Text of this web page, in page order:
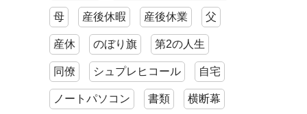
母 産後休暇 産後休業 父
産休 のぼり旗 第2の人生
同僚 シュプレヒコール 自宅
ノートパソコン 書類 横断幕